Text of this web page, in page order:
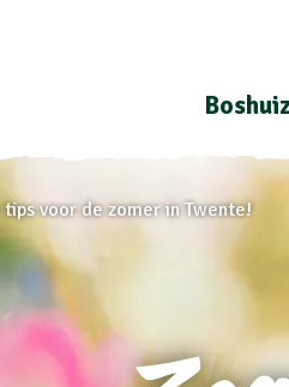
voor de zomer in Twente!